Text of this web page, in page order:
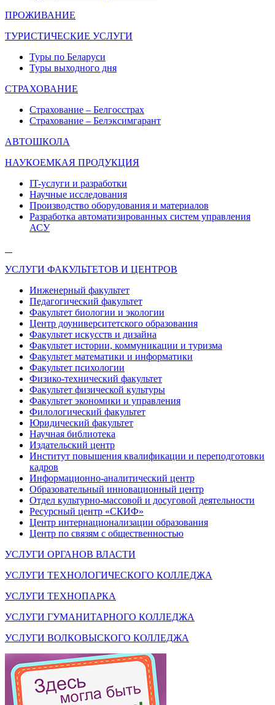
ПРОЖИВАНИЕ
ТУРИСТИЧЕСКИЕ УСЛУГИ
Туры по Беларуси
Туры выходного дня
СТРАХОВАНИЕ
Страхование – Белгосстрах
Страхование – Белэксимгарант
АВТОШКОЛА
НАУКОЕМКАЯ ПРОДУКЦИЯ
IT-услуги и разработки
Научные исследования
Производство оборудования и материалов
Разработка автоматизированных систем управления
АСУ
УСЛУГИ ФАКУЛЬТЕТОВ И ЦЕНТРОВ
Инженерный факультет
Педагогический факультет
Факультет биологии и экологии
Центр доуниверситетского образования
Факультет искусств и дизайна
Факультет истории, коммуникации и туризма
Факультет математики и информатики
Факультет психологии
Физико-технический факультет
Факультет физической культуры
Факультет экономики и управления
Филологический факультет
Юридический факультет
Научная библиотека
Издательский центр
Институт повышения квалификации и переподготовки
кадров
Информационно-аналитический центр
Образовательный инновационный центр
Отдел культурно-массовой и досуговой деятельности
Ресурсный центр «СКИФ»
Центр интернационализации образования
Центр по связям с общественностью
УСЛУГИ ОРГАНОВ ВЛАСТИ
УСЛУГИ ТЕХНОЛОГИЧЕСКОГО КОЛЛЕДЖА
УСЛУГИ ТЕХНОПАРКА
УСЛУГИ ГУМАНИТАРНОГО КОЛЛЕДЖА
УСЛУГИ ВОЛКОВЫСКОГО КОЛЛЕДЖА